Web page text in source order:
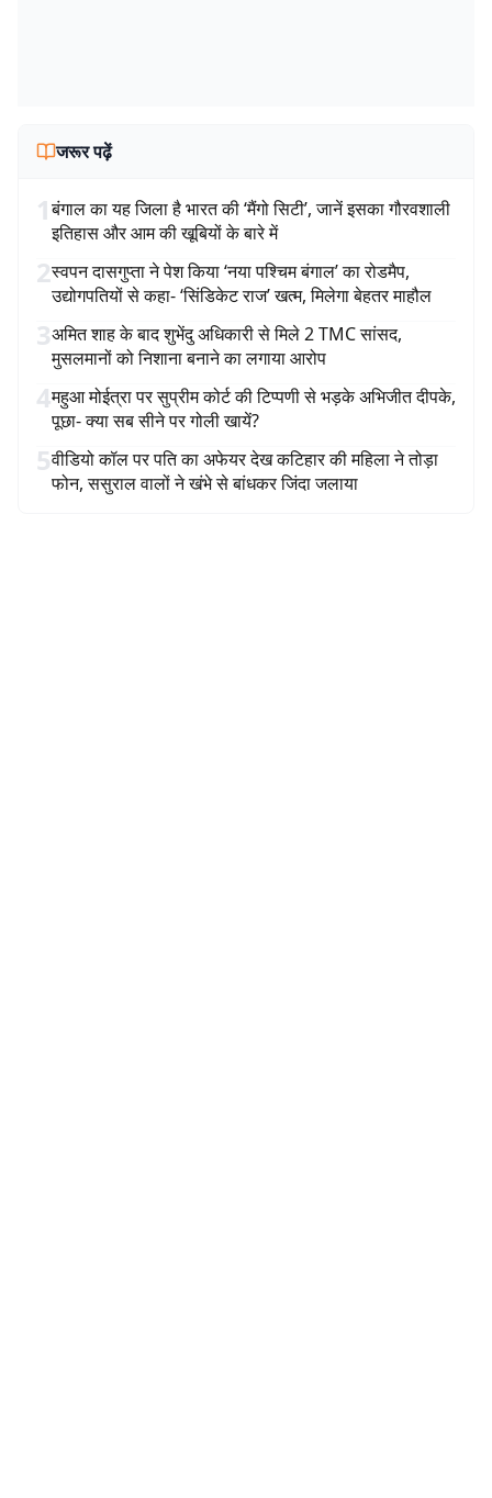
जरूर पढ़ें
1बंगाल का यह जिला है भारत की ‘मैंगो सिटी’, जानें इसका गौरवशाली
इतिहास और आम की खूबियों के बारे में
2स्वपन दासगुप्ता ने पेश किया ‘नया पश्चिम बंगाल’ का रोडमैप,
उद्योगपतियों से कहा- ‘सिंडिकेट राज’ खत्म, मिलेगा बेहतर माहौल
3अमित शाह के बाद शुभेंदु अधिकारी से मिले 2 TMC सांसद,
मुसलमानों को निशाना बनाने का लगाया आरोप
4महुआ मोईत्रा पर सुप्रीम कोर्ट की टिप्पणी से भड़के अभिजीत दीपके,
पूछा- क्या सब सीने पर गोली खायें?
5वीडियो कॉल पर पति का अफेयर देख कटिहार की महिला ने तोड़ा
फोन, ससुराल वालों ने खंभे से बांधकर जिंदा जलाया